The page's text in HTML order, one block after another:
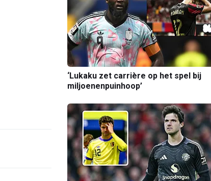
‘Lukaku zet carrière op het spel bij
miljoenenpuinhoop’